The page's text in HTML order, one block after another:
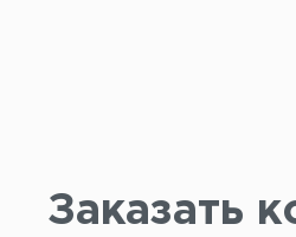
Заказать